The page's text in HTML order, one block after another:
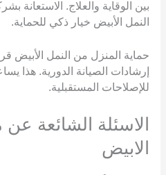
بين الوقاية والعلاج.
النمل الأبيض خيار ذكي للحماية.
حماية المنزل من النمل الأبيض
إرشادات الصيانة الدورية. هذا
للإصلاحات المستقبلية.
الاسئلة الشائعة
الابيض